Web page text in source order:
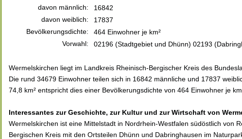
davon männlich:
16842
davon weiblich:
17837
Bevölkerungsdichte:
464 Einwohner je km²
Vorwahl:
02196 (Stadtgebiet und Dhünn) 02193
Wermelskirchen liegt im Landkreis Rheinisch-Bergischer Kreis des
Die rund 34679 Einwohner teilen sich in 16842 männliche und 17837
74,8 km² entspricht dies einer Bevölkerungsdichte von 464 Einwohner je
Interessantes zur Geschichte, zur Kultur und zur Wirtschaft von
Wermelskirchen ist eine Mittelstadt in Nordrhein-Westfalen südöstlich von
Bergischen Kreis mit den Ortsteilen Dhünn und Dabringhausen im